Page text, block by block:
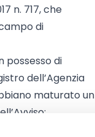
n. 717, che
di
possesso di
dell’Agenzia
maturato un
ha stipulato